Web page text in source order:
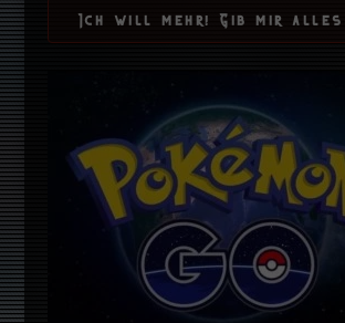
Ich will mehr! Gib mir